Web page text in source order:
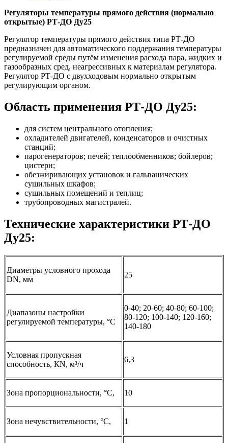
Регуляторы температуры прямого действия (нормально
открытые) РТ-ДО Ду25
Регулятор температуры прямого действия типа РТ-ДО
предназначен для автоматического поддержания температуры
регулируемой среды путём изменения расхода пара, жидких и
газообразных сред, неагрессивных к материалам регулятора.
Регулятор РТ-ДО с двухходовым нормально открытым
регулирующим органом.
Область применения РТ-ДО Ду25:
для систем центрального отопления;
охладителей двигателей, конденсаторов и очистных
станций;
парогенераторов; печей; теплообменников; бойлеров;
цистерн;
обезжиривающих установок и гальванических
сушильных шкафов;
сушильных помещений и теплиц;
трубопроводных магистралей.
Технические характеристики РТ-ДО
Ду25:
Диаметры условного прохода
DN, мм
25
Диапазоны настройки
регулируемой температуры, °C
0-40; 20-60; 40-80; 60-100;
80-120; 100-140; 120-160;
140-180
Условная пропускная
способность, КN, м³/ч
6,3
Зона пропорциональности, °C, 10
Зона нечувствительности, °C, 1